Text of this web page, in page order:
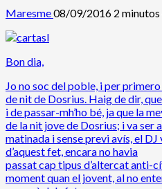
Maresme08/09/2016 2
Bon dia,
Jo no soc del poble, i per
de nit de Dosrius. Haig de dir,
i de passar-mh’ho bé, ja que la
de la nit jove de Dosrius; i va ser
matinada i sense previ avís, el
d’aquest fet, encara no havia
passat cap tipus d’altercat anti-
moment quan el jovent, al no